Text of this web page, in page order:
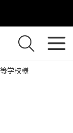
学校様